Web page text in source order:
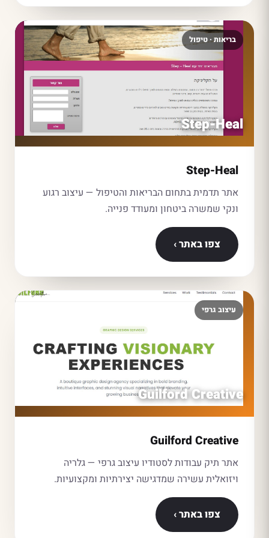
בריאות · טיפול
Step-Heal
Step-Heal
אתר תדמית בתחום הבריאות והטיפול — עיצוב רגוע
ונקי שמשרה ביטחון ומעודד פנייה.
צפו באתר ›
עיצוב גרפי
Guilford Creative
Guilford Creative
אתר תיק עבודות לסטודיו עיצוב גרפי — גלריה
ויזואלית עשירה שמדגישה יצירתיות ומקצועיות.
צפו באתר ›